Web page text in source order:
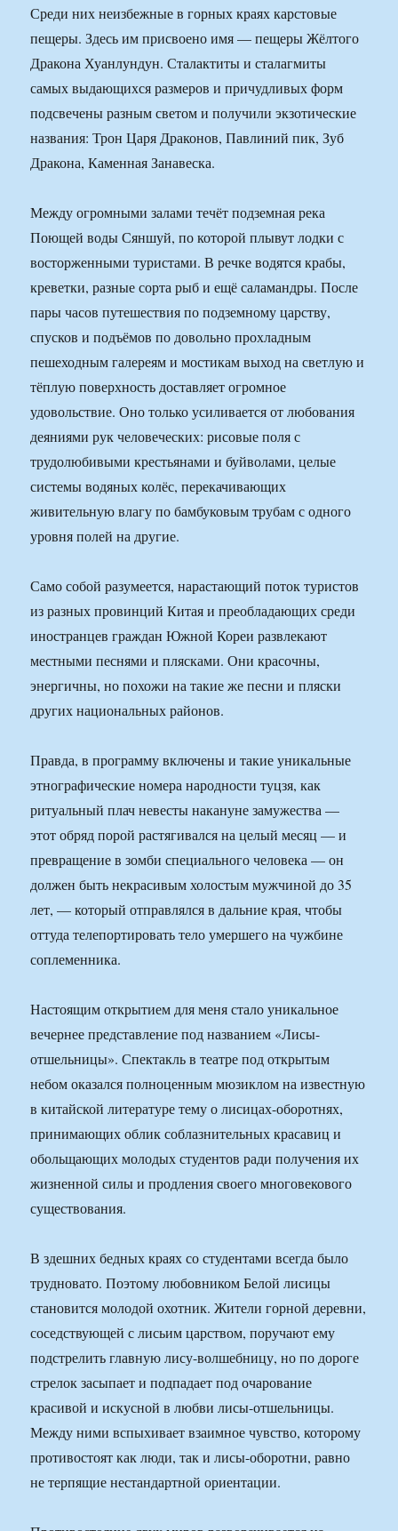
Среди них неизбежные в горных краях карстовые
пещеры. Здесь им присвоено имя — пещеры Жёлтого
Дракона Хуанлундун. Сталактиты и сталагмиты
самых выдающихся размеров и причудливых форм
подсвечены разным светом и получили экзотические
названия: Трон Царя Драконов, Павлиний пик, Зуб
Дракона, Каменная Занавеска.
Между огромными залами течёт подземная река
Поющей воды Сяншуй, по которой плывут лодки с
восторженными туристами. В речке водятся крабы,
креветки, разные сорта рыб и ещё саламандры. После
пары часов путешествия по подземному царству,
спусков и подъёмов по довольно прохладным
пешеходным галереям и мостикам выход на светлую и
тёплую поверхность доставляет огромное
удовольствие. Оно только усиливается от любования
деяниями рук человеческих: рисовые поля с
трудолюбивыми крестьянами и буйволами, целые
системы водяных колёс, перекачивающих
живительную влагу по бамбуковым трубам с одного
уровня полей на другие.
Само собой разумеется, нарастающий поток туристов
из разных провинций Китая и преобладающих среди
иностранцев граждан Южной Кореи развлекают
местными песнями и плясками. Они красочны,
энергичны, но похожи на такие же песни и пляски
других национальных районов.
Правда, в программу включены и такие уникальные
этнографические номера народности туцзя, как
ритуальный плач невесты накануне замужества —
этот обряд порой растягивался на целый месяц — и
превращение в зомби специального человека — он
должен быть некрасивым холостым мужчиной до 35
лет, — который отправлялся в дальние края, чтобы
оттуда телепортировать тело умершего на чужбине
соплеменника.
Настоящим открытием для меня стало уникальное
вечернее представление под названием «Лисы-
отшельницы». Спектакль в театре под открытым
небом оказался полноценным мюзиклом на известную
в китайской литературе тему о лисицах-оборотнях,
принимающих облик соблазнительных красавиц и
обольщающих молодых студентов ради получения их
жизненной силы и продления своего многовекового
существования.
В здешних бедных краях со студентами всегда было
трудновато. Поэтому любовником Белой лисицы
становится молодой охотник. Жители горной деревни,
соседствующей с лисьим царством, поручают ему
подстрелить главную лису-волшебницу, но по дороге
стрелок засыпает и подпадает под очарование
красивой и искусной в любви лисы-отшельницы.
Между ними вспыхивает взаимное чувство, которому
противостоят как люди, так и лисы-оборотни, равно
не терпящие нестандартной ориентации.